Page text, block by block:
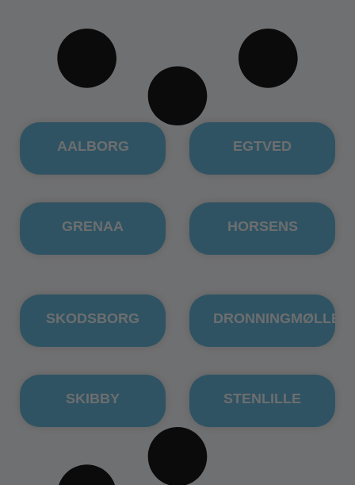
AALBORG EGTVED
GRENAA HORSENS
SKODSBORG DRONNINGMØLLE
SKIBBY STENLILLE